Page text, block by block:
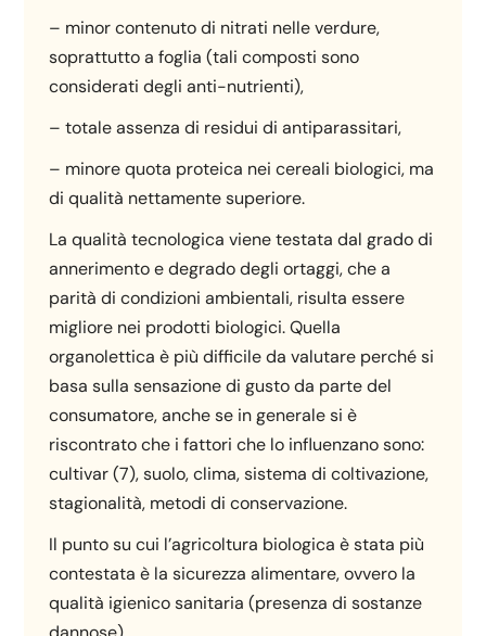
– minor contenuto di nitrati nelle verdure,
soprattutto a foglia (tali composti sono
considerati degli anti-nutrienti),
– totale assenza di residui di antiparassitari,
– minore quota proteica nei cereali biologici, ma
di qualità nettamente superiore.
La qualità tecnologica viene testata dal grado di
annerimento e degrado degli ortaggi, che a
parità di condizioni ambientali, risulta essere
migliore nei prodotti biologici. Quella
organolettica è più difficile da valutare perché si
basa sulla sensazione di gusto da parte del
consumatore, anche se in generale si è
riscontrato che i fattori che lo influenzano sono:
cultivar (7), suolo, clima, sistema di coltivazione,
stagionalità, metodi di conservazione.
Il punto su cui l’agricoltura biologica è stata più
contestata è la sicurezza alimentare, ovvero la
qualità igienico sanitaria (presenza di sostanze